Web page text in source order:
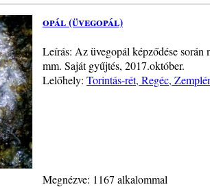
opál (üvegopál)
Leírás: Az üvegopál képződése során
mm. Saját gyűjtés, 2017.október.
Lelőhely: Torintás-rét, Regéc,
Megnézve: 1167 alkalommal